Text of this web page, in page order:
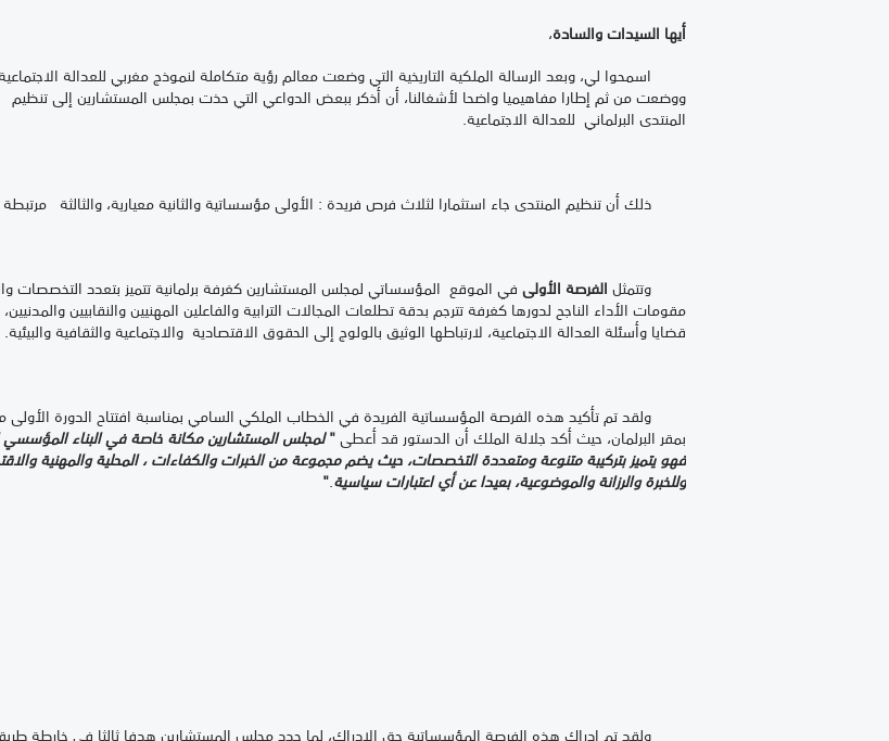
أيها السيدات والسادة،
اسمحوا لي، وبعد الرسالة الملكية التاريخية التي وضعت معالم رؤية متكاملة لنموذج مغربي للعدالة
ووضعت من ثم إطارا مفاهيميا واضحا لأشغالنا، أن أذكر ببعض الدواعي التي حذت بمجلس المستشارين إلى تنظيم
المنتدى البرلماني للعدالة الاجتماعية.
ذلك أن تنظيم المنتدى جاء استثمارا لثلاث فرص فريدة : الأولى مؤسساتية والثانية معيارية، والثالثة
وتتمثلالفرصة الأولىفي الموقع المؤسساتي لمجلس المستشارين كغرفة برلمانية تتميز بتعدد التخصصات
مقومات الأداء الناجح لدورها كغرفة تترجم بدقة تطلعات المجالات الترابية والفاعلين المهنيين والنقابيين
قضايا وأسئلة العدالة الاجتماعية، لارتباطها الوثيق بالولوج إلى الحقوق الاقتصادية والاجتماعية والثقافية والبيئية.
ولقد تم تأكيد هذه الفرصة المؤسساتية الفريدة في الخطاب الملكي السامي بمناسبة افتتاح الدورة الأولى
بمقر البرلمان، حيث أكد جلالة الملك أن الدستور قد أعطى"لمجلس المستشارين مكانة خاصة في البناء
فهو يتميز بتركيبة متنوعة ومتعددة التخصصات، حيث يضم مجموعة من الخبرات والكفاءات ، المحلية والمهنية
وللخبرة والرزانة والموضوعية، بعيدا عن أي اعتبارات سياسية.
"
ولقد تم إدراك هذه الفرصة المؤسساتية حق الإدراك، لما حدد مجلس المستشارين هدفا ثالثا في خارطة